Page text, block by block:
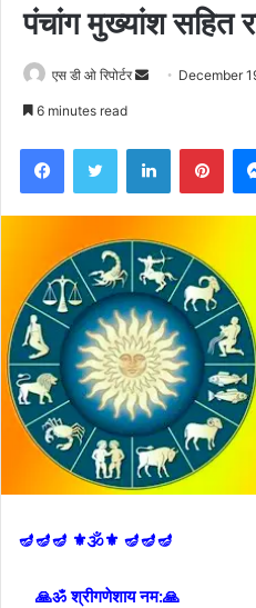
पंचांग मुख्यांश सहित
एस डी ओ रिपोर्टर
Send December
6 minutes read
FacebookTwitter LinkedIn
🪔🪔🪔 ⚜🕉⚜ 🪔🪔🪔
🙏ॐ श्रीगणेशाय नम:🙏